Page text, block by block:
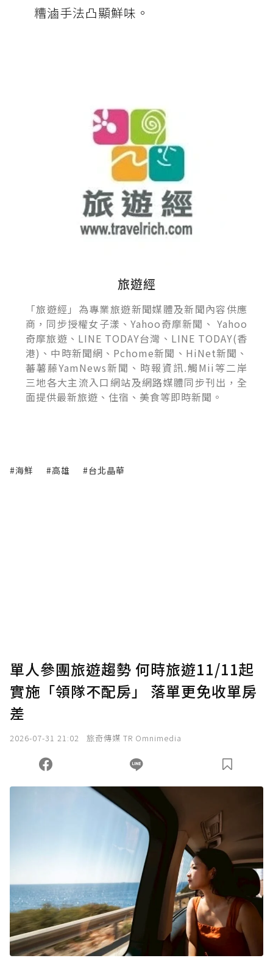
糟滷手法凸顯鮮味。
旅遊經
「旅遊經」為專業旅遊新聞媒體及新聞內容供應
商，同步授權女子漾、Yahoo奇摩新聞、 Yahoo
奇摩旅遊、LINE TODAY台灣、LINE TODAY(香
港)、中時新聞網、Pchome新聞、HiNet新聞、
蕃薯藤YamNews新聞、時報資訊.觸Mii等二岸
三地各大主流入口網站及網路媒體同步刊出，全
面提供最新旅遊、住宿、美食等即時新聞。
#海鮮 #高雄 #台北晶華
單人參團旅遊趨勢 何時旅遊11/11起
實施「領隊不配房」 落單更免收單房
差
2026-07-31 21:02 旅奇傳媒 TR Omnimedia